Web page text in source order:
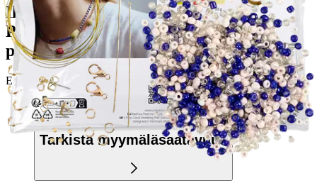
Ilmainen toimitus yli 100 €:n tilauksille
Postin pakettiautomaattiin tai
palvelupisteeseen!
Etu ei koske Suuri‑lisäpalvelulla toimitettavia tuotteita.
Tarkista myymäläsaatavuus